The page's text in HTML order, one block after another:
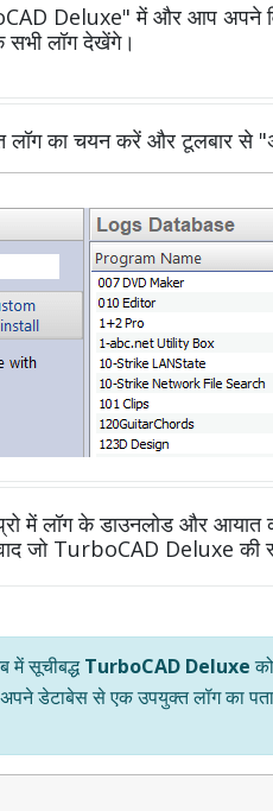
Deluxe" में और आप अपने
लॉग देखेंगे।
लॉग का चयन करें और टूलबार से
में लॉग के डाउनलोड और आयात
जो TurboCAD Deluxe की
में सूचीबद्धTurboCAD Deluxe
डेटाबेस से एक उपयुक्त लॉग का